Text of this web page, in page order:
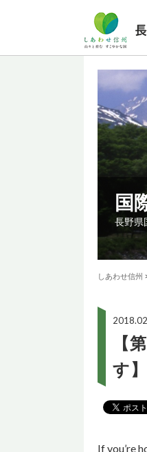
国
長野県
しあわせ信州
【
す
If you’re